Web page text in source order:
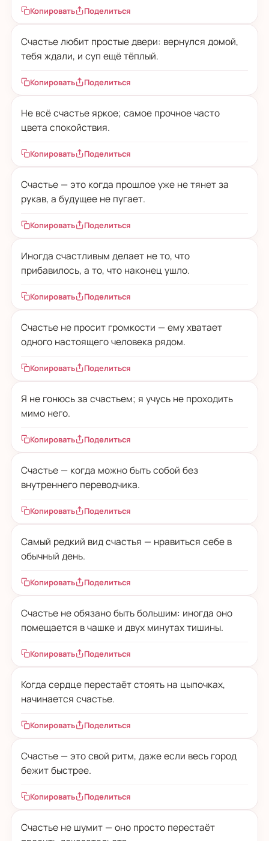
Копировать Поделиться
Счастье любит простые двери: вернулся домой,
тебя ждали, и суп ещё тёплый.
Копировать Поделиться
Не всё счастье яркое; самое прочное часто
цвета спокойствия.
Копировать Поделиться
Счастье — это когда прошлое уже не тянет за
рукав, а будущее не пугает.
Копировать Поделиться
Иногда счастливым делает не то, что
прибавилось, а то, что наконец ушло.
Копировать Поделиться
Счастье не просит громкости — ему хватает
одного настоящего человека рядом.
Копировать Поделиться
Я не гонюсь за счастьем; я учусь не проходить
мимо него.
Копировать Поделиться
Счастье — когда можно быть собой без
внутреннего переводчика.
Копировать Поделиться
Самый редкий вид счастья — нравиться себе в
обычный день.
Копировать Поделиться
Счастье не обязано быть большим: иногда оно
помещается в чашке и двух минутах тишины.
Копировать Поделиться
Когда сердце перестаёт стоять на цыпочках,
начинается счастье.
Копировать Поделиться
Счастье — это свой ритм, даже если весь город
бежит быстрее.
Копировать Поделиться
Счастье не шумит — оно просто перестаёт